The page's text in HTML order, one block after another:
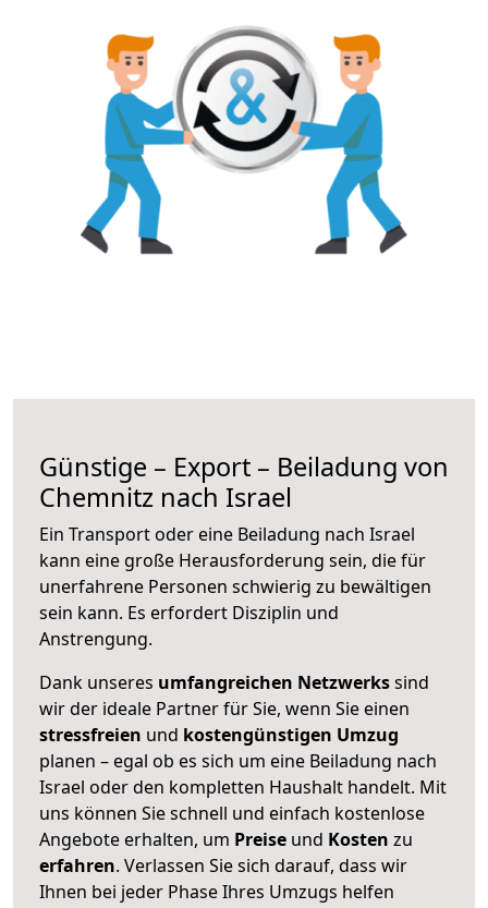
Günstige – Export – Beiladung von
Chemnitz nach Israel
Ein Transport oder eine Beiladung nach Israel
kann eine große Herausforderung sein, die für
unerfahrene Personen schwierig zu bewältigen
sein kann. Es erfordert Disziplin und
Anstrengung.
Dank unseres umfangreichen Netzwerkssind
wir der ideale Partner für Sie, wenn Sie einen
stressfreien und kostengünstigen Umzug
planen – egal ob es sich um eine Beiladung nach
Israel oder den kompletten Haushalt handelt. Mit
uns können Sie schnell und einfach kostenlose
Angebote erhalten, um Preise und Kosten zu
erfahren. Verlassen Sie sich darauf, dass wir
Ihnen bei jeder Phase Ihres Umzugs helfen